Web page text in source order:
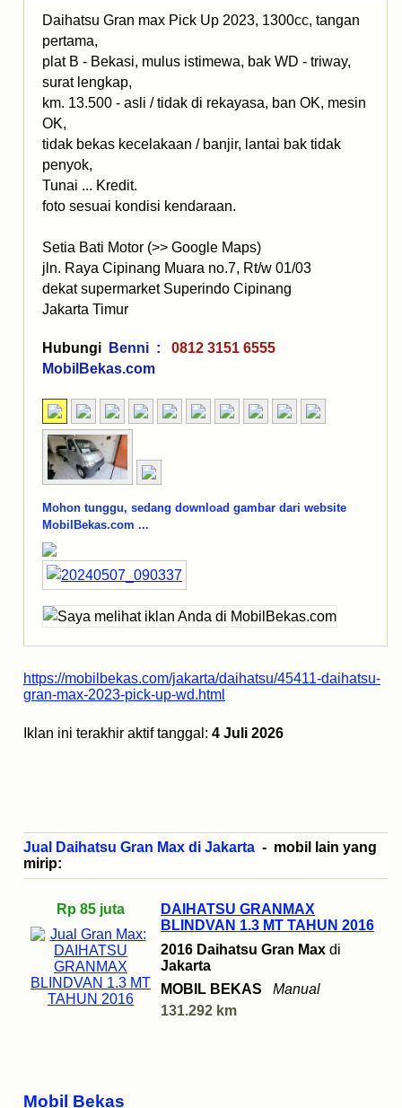
Mobil Bekas
Daihatsu Gran max Pick Up 2023, 1300cc, tangan
pertama,
plat B - Bekasi, mulus istimewa, bak WD - triway,
surat lengkap,
km. 13.500 - asli / tidak di rekayasa, ban OK, mesin
OK,
tidak bekas kecelakaan / banjir, lantai bak tidak
penyok,
Tunai ... Kredit.
foto sesuai kondisi kendaraan.
Setia Bati Motor (>> Google Maps)
jln. Raya Cipinang Muara no.7, Rt/w 01/03
dekat supermarket Superindo Cipinang
Jakarta Timur
Hubungi Benni :
0812 3151 6555
MobilBekas.com
Mohon tunggu, sedang download gambar dari website
MobilBekas.com ...
https://mobilbekas.com/jakarta/daihatsu/45411-daihatsu-
gran-max-2023-pick-up-wd.html
Iklan ini terakhir aktif tanggal: 4 Juli 2026
Jual Daihatsu Gran Max di Jakarta - mobil lain yang
mirip:
Rp 85 juta
DAIHATSU GRANMAX
BLINDVAN 1.3 MT TAHUN 2016
2016 Daihatsu Gran Max di
Jakarta
MOBIL BEKAS
Manual
131.292 km